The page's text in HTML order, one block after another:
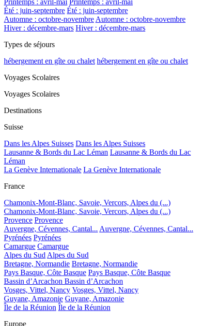
Printemps : avril-mai Printemps : avril-mai
Été : juin-septembre Été : juin-septembre
Automne : octobre-novembreAutomne : octobre-novembre
Hiver : décembre-mars Hiver : décembre-mars
Types de séjours
hébergement en gîte ou chalet hébergement en gîte ou chalet
Voyages Scolaires
Voyages Scolaires
Destinations
Suisse
Dans les Alpes Suisses Dans les Alpes Suisses
Lausanne & Bords du Lac Léman Lausanne & Bords du Lac
Léman
La Genève Internationale La Genève Internationale
France
Chamonix-Mont-Blanc, Savoie, Vercors, Alpes du (...)
Chamonix-Mont-Blanc, Savoie, Vercors, Alpes du (...)
Provence Provence
Auvergne, Cévennes, Cantal... Auvergne, Cévennes, Cantal...
Pyrénées Pyrénées
Camargue Camargue
Alpes du SudAlpes du Sud
Bretagne, Normandie Bretagne, Normandie
Pays Basque, Côte Basque Pays Basque, Côte Basque
Bassin d’Arcachon Bassin d’Arcachon
Vosges, Vittel, Nancy Vosges, Vittel, Nancy
Guyane, Amazonie Guyane, Amazonie
Île de la Réunion Île de la Réunion
Europe